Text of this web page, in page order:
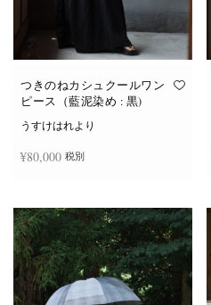
つきのねカシュクールワン
ピース（藍泥染め : 黒)
うすけはれより
¥80,000 税別